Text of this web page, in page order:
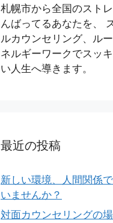
札幌市から全国のスト
んばってるあなたを、
ルカウンセリング、ル
ネルギーワークでスッ
い人生へ導きます。
最近の投稿
新しい環境、人間関係
いませんか？
対面カウンセリングの